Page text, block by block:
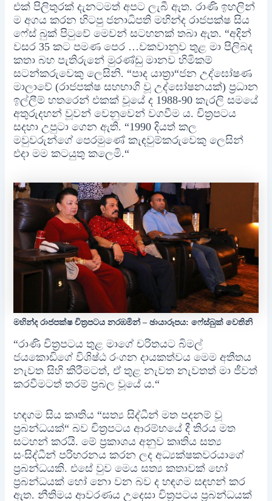
එක් පිලිතුරක් දැනටමත් අපට ලැබී ඇත. රාණි ඉහලින්
ම අගය කරන හිටපු ජනාධිපති මහින්ද රාජපක්ෂ සිය
ෆේස් බුක් පිටුවේ මෙවන් සටහනක් තබා ඇත. “අදින්
වසර 35 කට පමණ පෙර …වකවානුව තුළ මා පිලිබද
කතා බහ පැතිරුනේ මුරණ්ඩු මානව හිමිකම්
සටන්කරුවෙකු ලෙසිනි. “පාද යාත්‍රා“ජන උද්ඝෝෂණ
මාලාවේ (රාජපක්ෂ සහභාගි වූ උද්ඝෝෂනයක්) ප්‍රධාන
ඉල්ලීම් හතරෙන් එකක් වූයේ ද 1988-90 කැරලි සමයේ
අතුරුදහන් වූවන් වෙනුවෙන් වගවීම ය. චිත්‍රපටය
සදහා උපුටා ගෙන ඇති. “1990 දියත් කල
මවුවරුන්ගේ පෙරමුණේ කැඳවුම්කරුවෙකු ලෙසින්
එදා මම කටයුතු කලෙමි.“
මහින්ද රාජපක්ෂ චිත්‍රපටය නරඹමින් – ඡායාරූපය: ෆේස්බුක් වෙතිනි
“රාණි චිත්‍රපටය තුළ මාගේ චරිතයට බිමල්
ජයකොඩිගේ විශිෂ්ඨ රංගන දායකත්වය මෙම අතීතය
නැවත සිහි කිරීමටත්, ඒ තුළ නැවත නැවතත් මා ජීවත්
කරවීමටත් තරම් ප්‍රබල වූයේ ය.“
හඳගම සිය කෘතිය “සත්‍ය සිද්ධීන් මත පදනම් වූ
ප්‍රබන්ධයක්“ බව චිත්‍රපටය ආරම්භයේ දී තිරය මත
සටහන් කරයි. මේ ප්‍රකාශය අනුව කෘතිය සත්‍ය
සංසිද්ධීන් පරිහරනය කරන ලද අධ්‍යක්ෂකවරයාගේ
ප්‍රබන්ධයකි. එසේ වුව මෙය සත්‍ය කතාවක් හෝ
ප්‍රබන්ධයක් හෝ නො වන බව ද හඳගම සඳහන් කර
ඇත. නීතිමය ආවරණය උදෙසා චිත්‍රපටය ප්‍රබන්ධයක්